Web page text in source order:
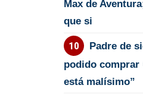
Max de
que si
Padre de
podido comprar
está malísimo”